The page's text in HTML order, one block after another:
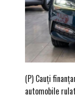
(P) Cauți
automobile